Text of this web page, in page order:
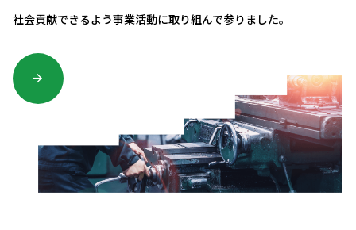
社会貢献できるよう事業活動に取り組んで参りました。
arrow_forward